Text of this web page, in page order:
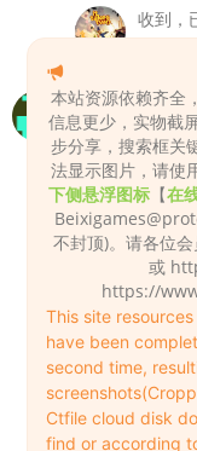
收到，
Can you
I'm not
download
nagiya672
Sorry,
Baidu
Ctfile
Cloud
本站资源依赖齐全
信息更少，实物截
步分享，搜索框关
法显示图片，请使
下侧悬浮图标 【在
不封顶)。请各位
或
https://
This site
have been
second time,
Ctfile cloud disk
find or according